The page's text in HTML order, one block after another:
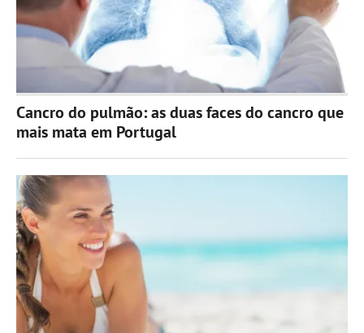
Cancro do pulmão: as duas faces do cancro que
mais mata em Portugal